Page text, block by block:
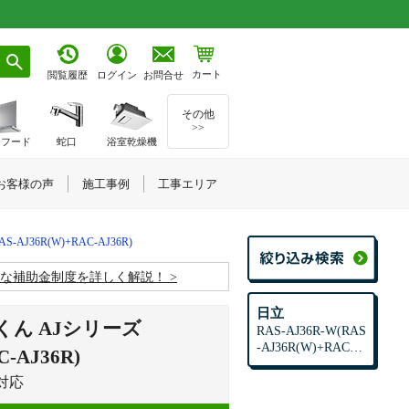
日立
RAS-AJ36R-W(RAS
-AJ36R(W)+RAC-A
J36R)
閲覧履歴 ログイン お問合せ カート
AJ36R(W)+RAC-AJ36R)
補助金制度を詳しく解説！
ん AJシリーズ
AJ36R)
応
ード 蛇口 浴室乾燥機
その他
>>
客様の声 施工事例 工事エリア